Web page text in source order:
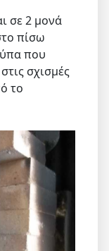
σε 2 μονά
πίσω
που
σχισμές
το